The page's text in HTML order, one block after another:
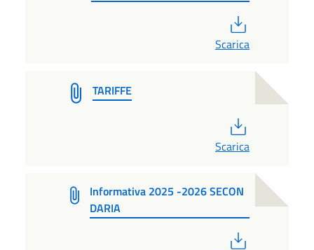
Scarica
TARIFFE
Scarica
Informativa 2025 -2026 SECON
DARIA